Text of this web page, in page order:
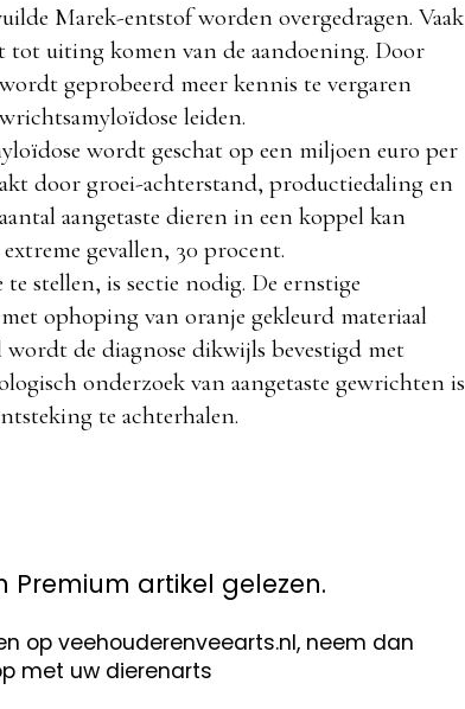
Marek-entstof worden overgedragen. Vaak
tot uiting komen van de aandoening. Door
geprobeerd meer kennis te vergaren
leiden.
wordt geschat op een miljoen euro per
door groei-achterstand, productiedaling en
aangetaste dieren in een koppel kan
gevallen, 30 procent.
stellen, is sectie nodig. De ernstige
ophoping van oranje gekleurd materiaal
de diagnose dikwijls bevestigd met
onderzoek van aangetaste gewrichten is
te achterhalen.
Premium artikel gelezen.
op veehouderenveearts.nl, neem dan
met uw dierenarts